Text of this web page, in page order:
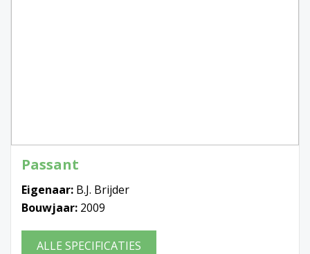
Passant
Eigenaar: B.J. Brijder
Bouwjaar: 2009
ALLE SPECIFICATIES